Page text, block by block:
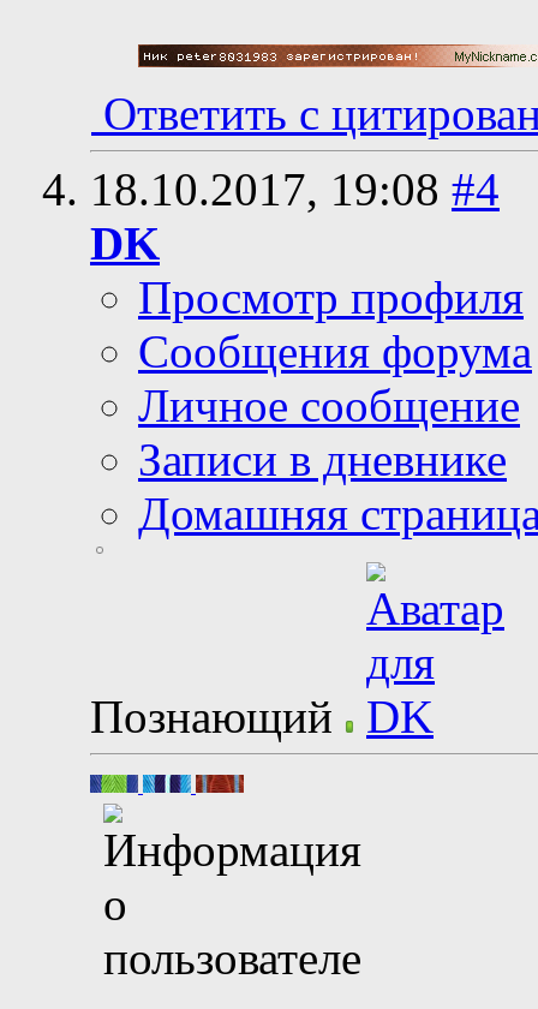
Ответить с
18.10.2017, 19:08 #4
DK
Просмотр профиля
Сообщения форума
Личное сообщение
Записи в дневнике
Домашняя
Познающий